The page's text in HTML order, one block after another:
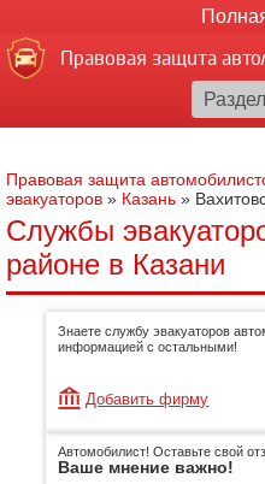
Правовая защита
Правовая защита
эвакуаторов » Казань »
Службы
районе в Казани
Знаете службу эвакуаторов
информацией с остальными!
Добавить фирму
Автомобилист! Оставьте свой
Ваше мнение важно!